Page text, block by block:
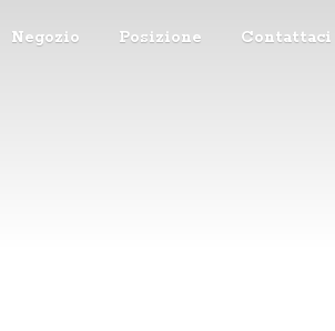
Negozio Posizione Contattaci